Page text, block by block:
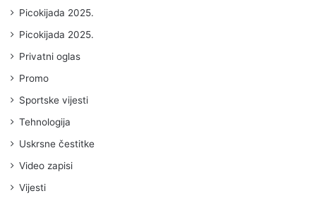
Picokijada 2025.
Picokijada 2025.
Privatni oglas
Promo
Sportske vijesti
Tehnologija
Uskrsne čestitke
Video zapisi
Vijesti